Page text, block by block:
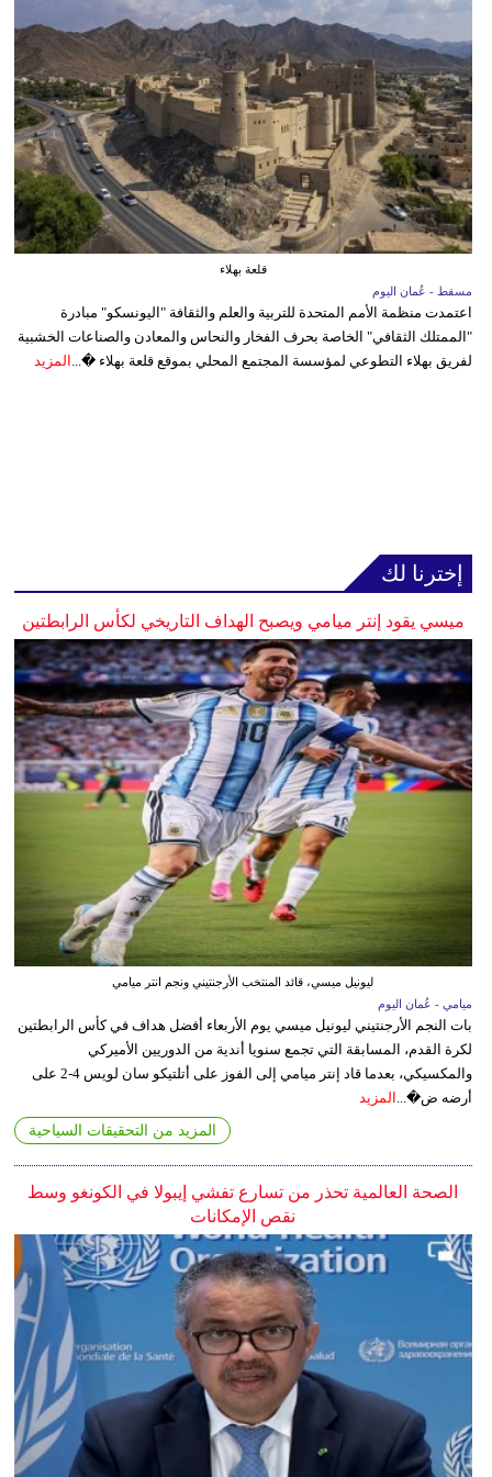
قلعة بهلاء
مسقط - عُمان اليوم
اعتمدت منظمة الأمم المتحدة للتربية والعلم والثقافة "اليونسكو" مبادرة
"الممتلك الثقافي" الخاصة بحرف الفخار والنحاس والمعادن والصناعات الخشبية
لفريق بهلاء التطوعي لمؤسسة المجتمع المحلي بموقع قلعة بهلاء �... المزيد
إخترنا لك
ميسي يقود إنتر ميامي ويصبح الهداف التاريخي لكأس الرابطتين
ليونيل ميسي، قائد المنتخب الأرجنتيني ونجم انتر ميامي
ميامي - عُمان اليوم
بات النجم الأرجنتيني ليونيل ميسي يوم الأربعاء أفضل هداف في كأس الرابطتين
لكرة القدم، المسابقة التي تجمع سنويا أندية من الدوريين الأميركي
والمكسيكي، بعدما قاد إنتر ميامي إلى الفوز على أتلتيكو سان لويس 4-2 على
أرضه ض�... المزيد
المزيد من التحقيقات السياحية
الصحة العالمية تحذر من تسارع تفشي إيبولا في الكونغو وسط
نقص الإمكانات